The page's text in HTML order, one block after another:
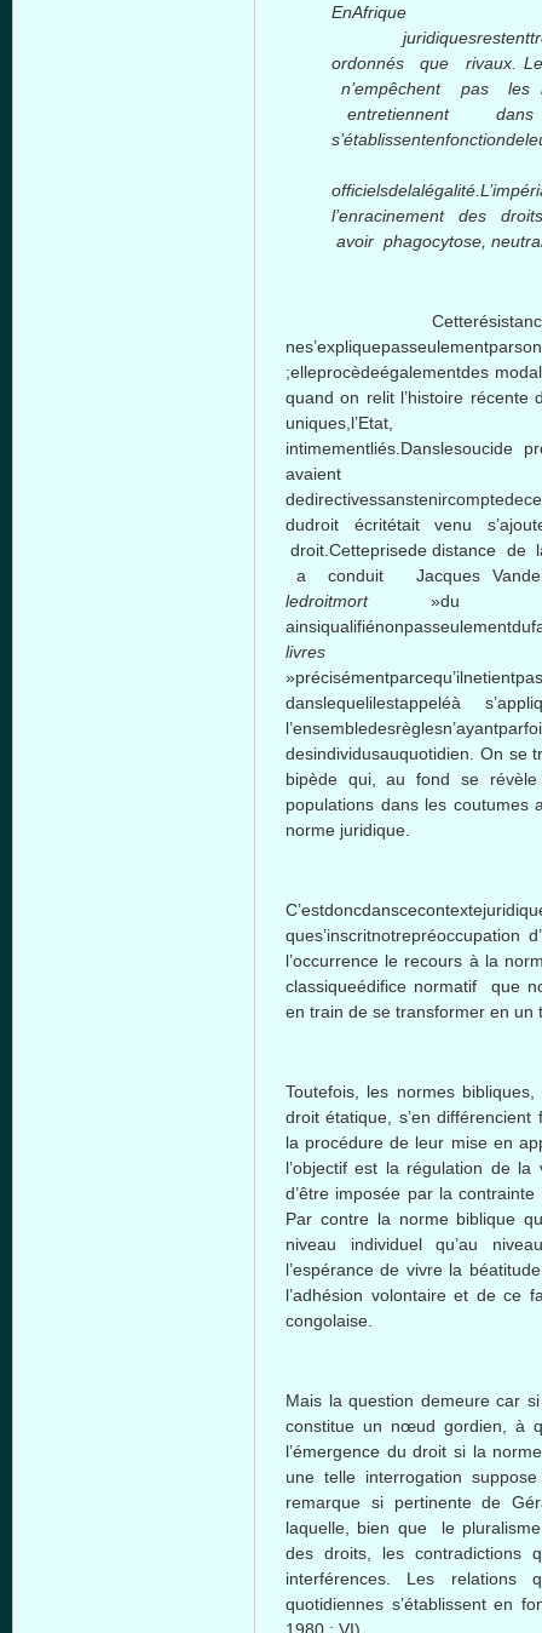
EnAfrique
ordonnés que rivaux.
n’empêchent pas
entretiennent
l’enracinement des
avoir phagocytose,
;elleprocèdeégalementdes
quand on relit l’histoire récente
uniques,l’Etat,
intimementliés.Danslesoucide
avaient
dudroit écritétait venu
droit.Cetteprisede distance de
a conduit Jacques
ledroitmort
danslequelilestappeléà
desindividusauquotidien. On se
bipède qui, au fond se
populations dans les coutumes
norme juridique.
ques’inscritnotrepréoccupation
l’occurrence le recours à la
classiqueédifice normatif que
en train de se transformer en un
Toutefois, les normes
droit étatique, s’en
la procédure de leur mise en
l’objectif est la régulation de
d’être imposée par la
Par contre la norme biblique
niveau individuel qu’au
l’espérance de vivre la
l’adhésion volontaire et de ce
congolaise.
Mais la question demeure car
constitue un nœud gordien, à
l’émergence du droit si la
une telle interrogation
remarque si pertinente de
laquelle, bien que le
des droits, les contradictions
interférences. Les relations
quotidiennes s’établissent en